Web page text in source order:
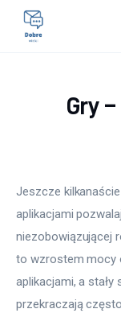
Lifestyle
Zdrowie
Uroda
Gry
Jeszcze
aplikacjami
niezobowiązującej
to wzrostem mocy
aplikacjami, a
przekraczają